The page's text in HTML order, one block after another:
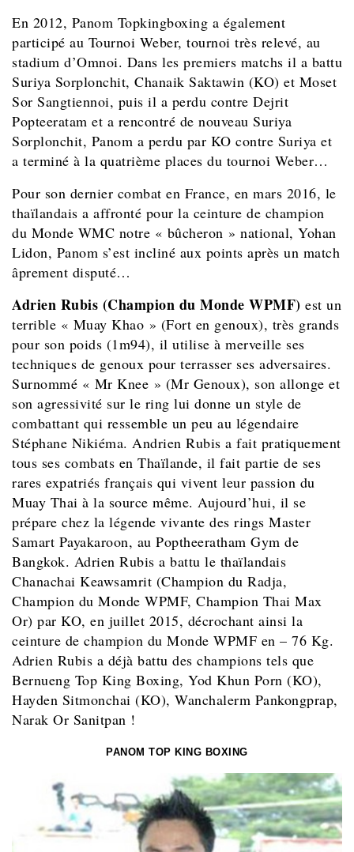
En 2012, Panom Topkingboxing a également
participé au Tournoi Weber, tournoi très relevé, au
stadium d’Omnoi. Dans les premiers matchs il a battu
Suriya Sorplonchit, Chanaik Saktawin (KO) et Moset
Sor Sangtiennoi, puis il a perdu contre Dejrit
Popteeratam et a rencontré de nouveau Suriya
Sorplonchit, Panom a perdu par KO contre Suriya et
a terminé à la quatrième places du tournoi Weber…
Pour son dernier combat en France, en mars 2016, le
thaïlandais a affronté pour la ceinture de champion
du Monde WMC notre « bûcheron » national, Yohan
Lidon, Panom s’est incliné aux points après un match
âprement disputé…
Adrien Rubis (Champion du Monde WPMF) est un
terrible « Muay Khao » (Fort en genoux), très grands
pour son poids (1m94), il utilise à merveille ses
techniques de genoux pour terrasser ses adversaires.
Surnommé « Mr Knee » (Mr Genoux), son allonge et
son agressivité sur le ring lui donne un style de
combattant qui ressemble un peu au légendaire
Stéphane Nikiéma. Andrien Rubis a fait pratiquement
tous ses combats en Thaïlande, il fait partie de ses
rares expatriés français qui vivent leur passion du
Muay Thai à la source même. Aujourd’hui, il se
prépare chez la légende vivante des rings Master
Samart Payakaroon, au Poptheeratham Gym de
Bangkok. Adrien Rubis a battu le thaïlandais
Chanachai Keawsamrit (Champion du Radja,
Champion du Monde WPMF, Champion Thai Max
Or) par KO, en juillet 2015, décrochant ainsi la
ceinture de champion du Monde WPMF en – 76 Kg.
Adrien Rubis a déjà battu des champions tels que
Bernueng Top King Boxing, Yod Khun Porn (KO),
Hayden Sitmonchai (KO), Wanchalerm Pankongprap,
Narak Or Sanitpan !
PANOM TOP KING BOXING